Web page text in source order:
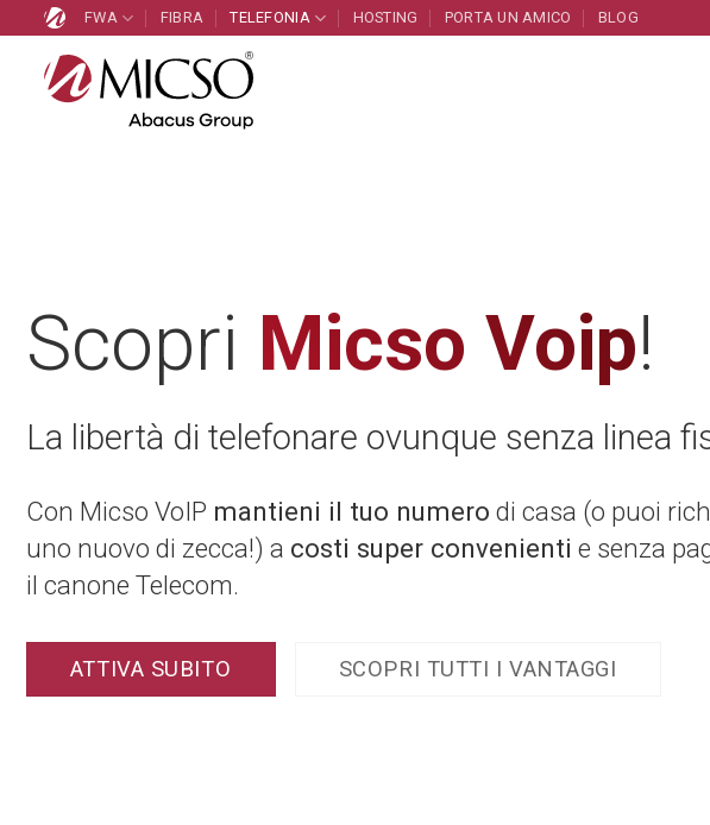
ai
contenuti
FWA FIBRA TELEFONIA HOSTING PORTA UN AMICO BLOG
Scopri Micso Voip!
La libertà di telefonare ovunque senza linea
Con Micso VoIP mantieni il tuo numero di casa (o puoi
uno nuovo di zecca!) a costi super convenienti e senza
il canone Telecom.
ATTIVA SUBITO SCOPRI TUTTI I VANTAGGI